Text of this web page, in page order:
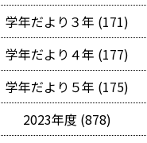
学年だより３年 (171)
学年だより４年 (177)
学年だより５年 (175)
2023年度 (878)